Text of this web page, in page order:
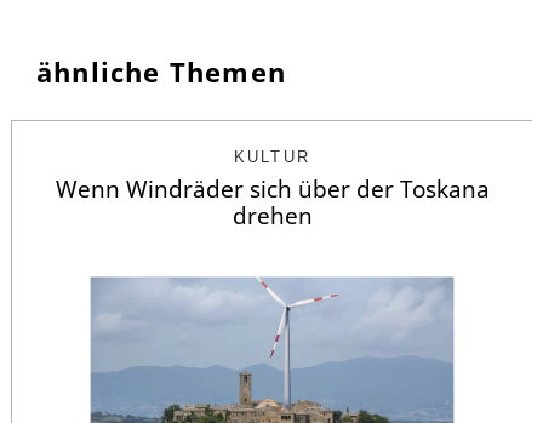
ähnliche Themen
KULTUR
Wenn Windräder sich über der Toskana
drehen